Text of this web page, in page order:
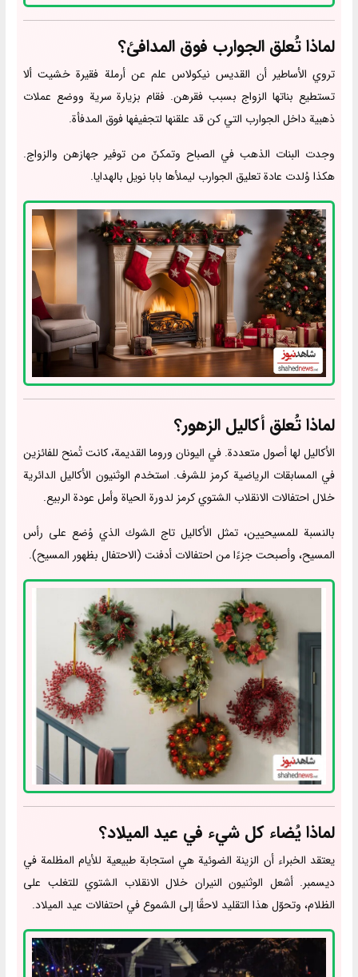
لماذا تُعلق الجوارب فوق المدافئ؟
تروي الأساطير أن القديس نيكولاس علم عن أرملة فقيرة خشيت ألا
تستطيع بناتها الزواج بسبب فقرهن. فقام بزيارة سرية ووضع عملات
ذهبية داخل الجوارب التي كن قد علقنها لتجفيفها فوق المدفأة.
وجدت البنات الذهب في الصباح وتمكنّ من توفير جهازهن والزواج.
هكذا وُلدت عادة تعليق الجوارب ليملأها بابا نويل بالهدايا.
لماذا تُعلق أكاليل الزهور؟
الأكاليل لها أصول متعددة. في اليونان وروما القديمة، كانت تُمنح للفائزين
في المسابقات الرياضية كرمز للشرف. استخدم الوثنيون الأكاليل الدائرية
خلال احتفالات الانقلاب الشتوي كرمز لدورة الحياة وأمل عودة الربيع.
بالنسبة للمسيحيين، تمثل الأكاليل تاج الشوك الذي وُضع على رأس
المسيح، وأصبحت جزءًا من احتفالات أدفنت (الاحتفال بظهور المسيح).
لماذا يُضاء كل شيء في عيد الميلاد؟
يعتقد الخبراء أن الزينة الضوئية هي استجابة طبيعية للأيام المظلمة في
ديسمبر. أشعل الوثنيون النيران خلال الانقلاب الشتوي للتغلب على
الظلام، وتحوّل هذا التقليد لاحقًا إلى الشموع في احتفالات عيد الميلاد.